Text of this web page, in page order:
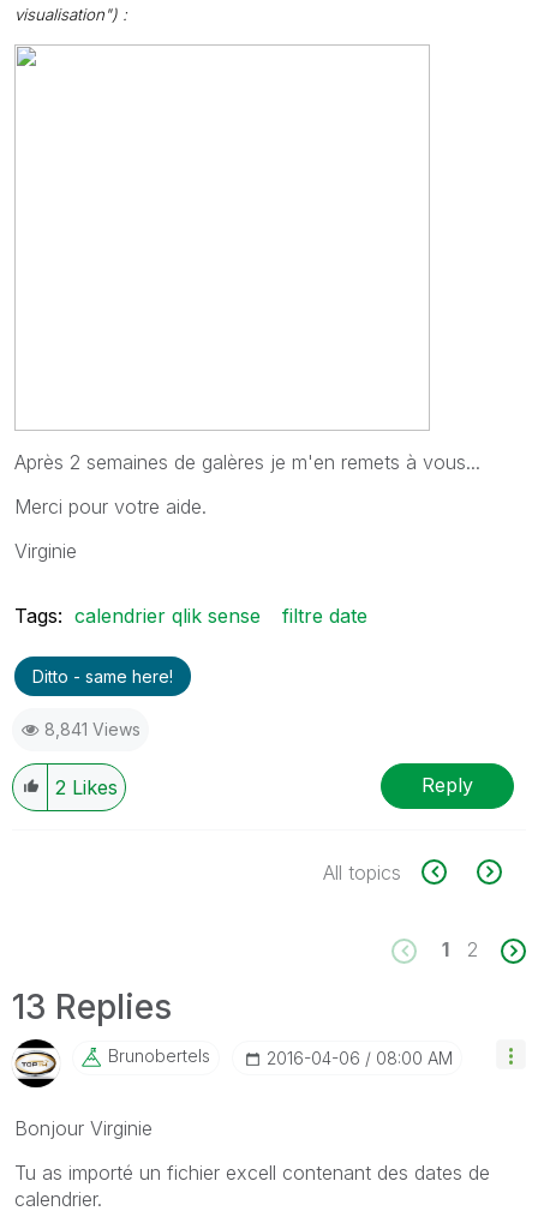
visualisation") :
Après 2 semaines de galères je m'en remets à vous...
Merci pour votre aide.
Virginie
Tags: calendrier qlik sense filtre date
Ditto - same here!
8,841 Views
2 Likes Reply
All topics
1 2
13 Replies
Brunobertels ‎2016-04-06 08:00 AM
Bonjour Virginie
Tu as importé un fichier excell contenant des dates de
calendrier.